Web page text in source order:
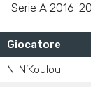
Serie A 2016-
Giocatore
N. N’Koulou